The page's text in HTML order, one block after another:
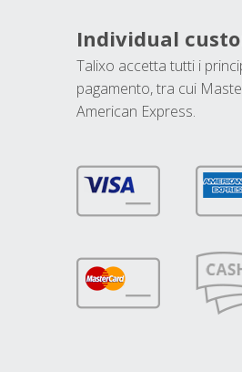
Individual
Talixo accetta tutti i
pagamento, tra cui
American Express.